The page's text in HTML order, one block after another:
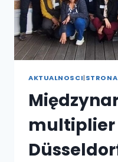
AKTUALNOSCI|
multiplier